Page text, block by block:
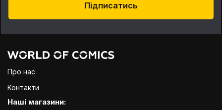
Підписатись
Про нас
Контакти
Наші магазини: